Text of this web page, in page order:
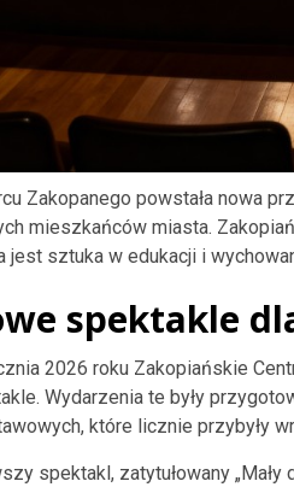
Zakopanego powstała nowa
mieszkańców miasta.
jest sztuka w edukacji i
spektakle
2026 roku Zakopiańskie
Wydarzenia te były
które licznie przybyły
spektakl, zatytułowany